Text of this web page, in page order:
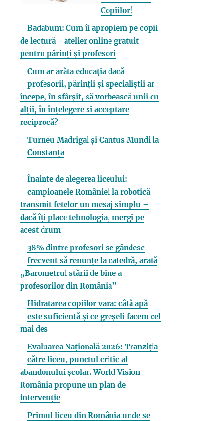
Copiilor!
Badabum: Cum îi apropiem pe copii
de lectură - atelier online gratuit
pentru părinți și profesori
Cum ar arăta educația dacă
profesorii, părinții și specialiștii ar
începe, în sfârșit, să vorbească unii cu
alții, în înțelegere și acceptare
reciprocă?
Turneu Madrigal și Cantus Mundi la
Constanța
Înainte de alegerea liceului:
campioanele României la robotică
transmit fetelor un mesaj simplu –
dacă îți place tehnologia, mergi pe
acest drum
38% dintre profesori se gândesc
frecvent să renunțe la catedră, arată
„Barometrul stării de bine a
profesorilor din România”
Hidratarea copiilor vara: câtă apă
este suficientă și ce greșeli facem cel
mai des
Evaluarea Națională 2026: Tranziția
către liceu, punctul critic al
abandonului școlar. World Vision
România propune un plan de
intervenție
Primul liceu din România unde se